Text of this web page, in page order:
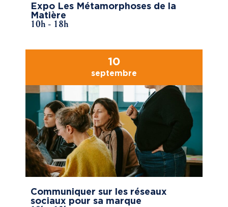
Expo Les Métamorphoses de la
Matière
10h - 18h
10
septembre
Communiquer sur les réseaux
sociaux pour sa marque